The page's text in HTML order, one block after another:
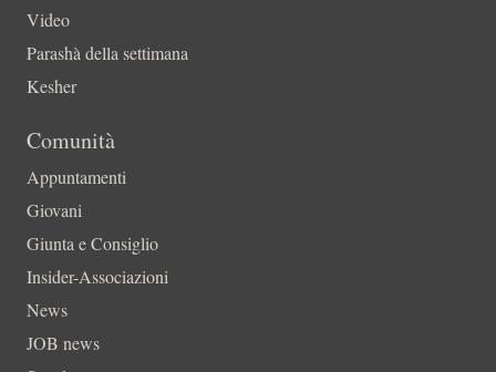
Video
Parashà della settimana
Kesher
Comunità
Appuntamenti
Giovani
Giunta e Consiglio
Insider-Associazioni
News
JOB news